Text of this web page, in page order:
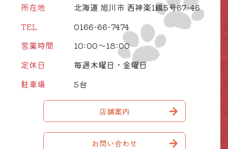
所在地
北海道 旭川市 西神楽1線5号67-46
TEL
0166-66-7474
営業時間
10:00～18:00
定休日
毎週木曜日・金曜日
駐車場
5台
店舗案内
お問い合わせ